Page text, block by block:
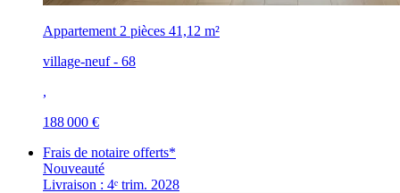
Appartement 2 pièces 41,12 m²
village-neuf - 68
,
188 000 €
Frais de notaire offerts*
Nouveauté
Livraison : 4ᵉ trim. 2028